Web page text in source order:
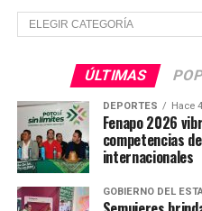
Secciones
ÚLTIMAS
DEPORTES Hace
Fenapo 2026
competencias
internacionales
GOBIERNO DEL